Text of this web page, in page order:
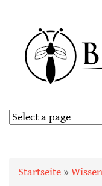
Sie sind hier
Startseite »